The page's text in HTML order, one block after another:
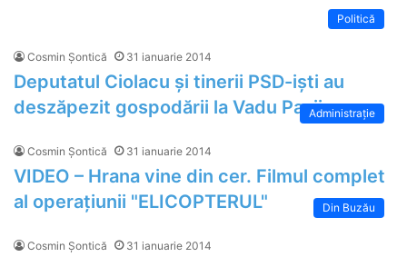
Politică
Cosmin Șontică 31 ianuarie 2014
Deputatul Ciolacu și tinerii PSD-iști au
deszăpezit gospodării la Vadu PașiiAdministrație
Cosmin Șontică 31 ianuarie 2014
VIDEO – Hrana vine din cer. Filmul complet
al operațiunii "ELICOPTERUL"
Din Buzău
Cosmin Șontică 31 ianuarie 2014